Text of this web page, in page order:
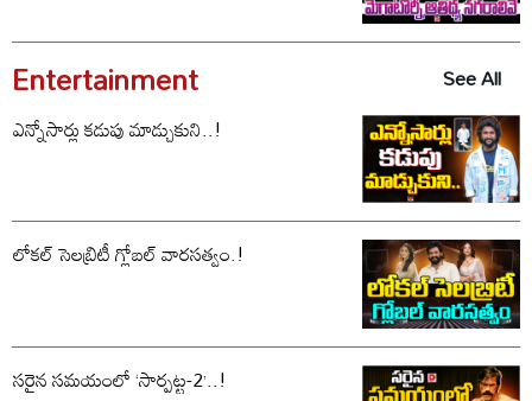
Entertainment
See All
ఎన్నోసార్లు కడుపు మాడ్చుకుని..!
లోకల్ సెలబ్రిటీ గ్లోబల్ వారసత్వం.!
సరైన సమయంలో ‘సార్పట్ట-2’..!